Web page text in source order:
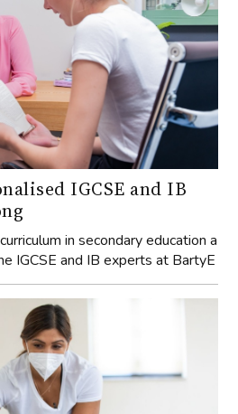
IGCSE and IB
in secondary education a
IGCSE and IB experts at BartyE